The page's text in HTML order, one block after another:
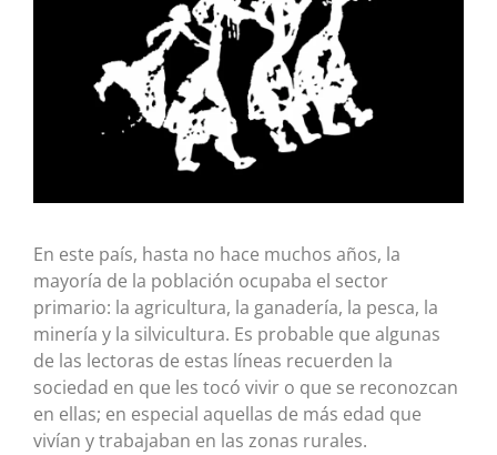
En este país, hasta no hace muchos años, la
mayoría de la población ocupaba el sector
primario: la agricultura, la ganadería, la pesca, la
minería y la silvicultura. Es probable que algunas
de las lectoras de estas líneas recuerden la
sociedad en que les tocó vivir o que se reconozcan
en ellas; en especial aquellas de más edad que
vivían y trabajaban en las zonas rurales.